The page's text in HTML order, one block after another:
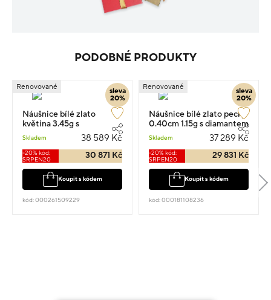
PODOBNÉ PRODUKTY
sleva
20%
Renovované
Náušnice bílé zlato
květina 3.45g s
diamantem 0.670ct
Skladem 38 589 Kč
-20% kód:
SRPEN20
30 871 Kč
Koupit s kódem
kód: 000261509229
sleva
20%
Renovované
Náušnice bílé zlato pecky
0.40cm 1.15g s diamantem
Skladem 37 289 Kč
-20% kód:
SRPEN20
29 831 Kč
Koupit s kódem
kód: 000181108236